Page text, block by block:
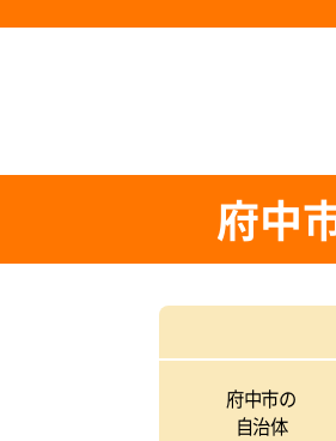
府中
府中市の
自治体